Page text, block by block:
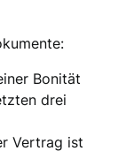
Bonität
drei
Vertrag ist